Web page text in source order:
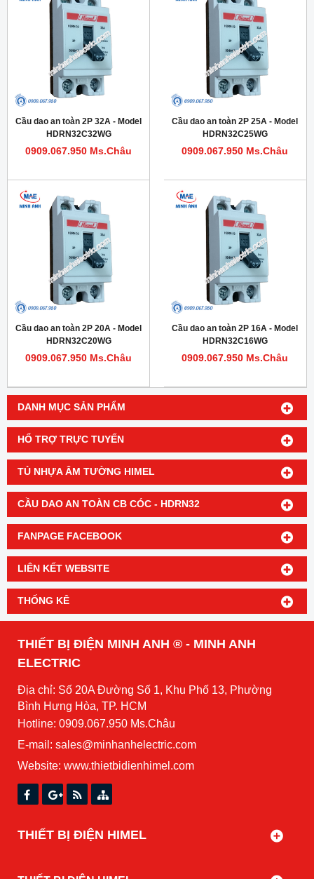
DANH MỤC SẢN PHẨM
HỔ TRỢ TRỰC TUYẾN
TỦ NHỰA ÂM TƯỜNG HIMEL
CẦU DAO AN TOÀN CB CÓC - HDRN32
FANPAGE FACEBOOK
LIÊN KẾT WEBSITE
THỐNG KÊ
Cầu dao an toàn 2P 32A - Model
HDRN32C32WG
0909.067.950 Ms.Châu
Cầu dao an toàn 2P 25A - Model
HDRN32C25WG
0909.067.950 Ms.Châu
Cầu dao an toàn 2P 20A - Model
HDRN32C20WG
0909.067.950 Ms.Châu
Cầu dao an toàn 2P 16A - Model
HDRN32C16WG
0909.067.950 Ms.Châu
THIẾT BỊ ĐIỆN MINH ANH ® - MINH ANH
ELECTRIC
Địa chỉ: Số 20A Đường Số 1, Khu Phố 13, Phường
Bình Hưng Hòa, TP. HCM
Hotline: 0909.067.950 Ms.Châu
E-mail: sales@minhanhelectric.com
Website: www.thietbidienhimel.com
THIẾT BỊ ĐIỆN HIMEL